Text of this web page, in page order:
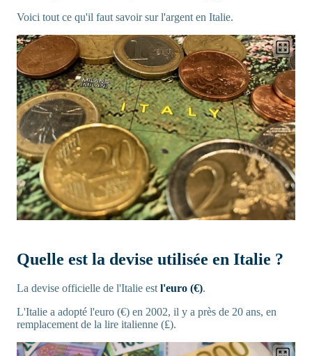
Voici tout ce qu'il faut savoir sur l'argent en Italie.
Quelle est la devise utilisée en Italie ?
La devise officielle de l'Italie est l'euro (€).
L'Italie a adopté l'euro (€) en 2002, il y a près de 20 ans, en
remplacement de la lire italienne (₤).